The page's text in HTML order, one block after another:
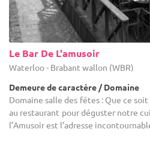
Le Bar De L'amusoir
Waterloo - Brabant wallon (WBR)
Demeure de caractère / Domaine
Domaine salle des fêtes : Que ce
au restaurant pour déguster notre
l’Amusoir est l’adresse